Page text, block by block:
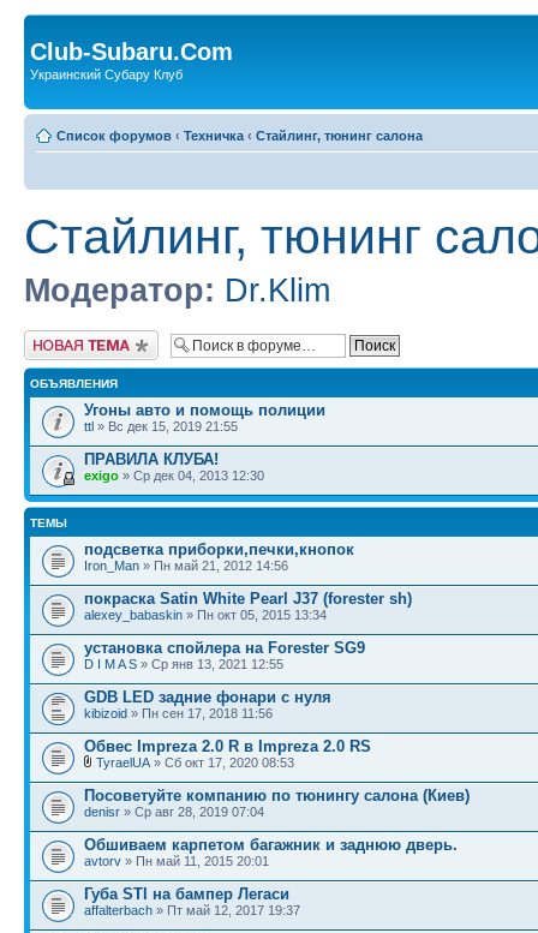
Club-Subaru.Com
Украинский Субару Клуб
Список форумов ‹ Техничка ‹ Стайлинг, тюнинг салона
Стайлинг, тюнинг
Модератор: Dr.Klim
Новая тема
ОБЪЯВЛЕНИЯ
Угоны авто и помощь полиции
ttl » Вс дек 15, 2019 21:55
ПРАВИЛА КЛУБА!
exigo » Ср дек 04, 2013 12:30
ТЕМЫ
подсветка приборки,печки,кнопок
Iron_Man » Пн май 21, 2012 14:56
покраска Satin White Pearl J37 (forester sh)
alexey_babaskin » Пн окт 05, 2015 13:34
установка спойлера на Forester SG9
D I M A S » Ср янв 13, 2021 12:55
GDB LED задние фонари c нуля
kibizoid » Пн сен 17, 2018 11:56
Обвес Impreza 2.0 R в Impreza 2.0 RS
TyraelUA » Сб окт 17, 2020 08:53
Посоветуйте компанию по тюнингу салона (Киев)
denisr » Ср авг 28, 2019 07:04
Обшиваем карпетом багажник и заднюю дверь.
avtorv » Пн май 11, 2015 20:01
Губа STI на бампер Легаси
affalterbach » Пт май 12, 2017 19:37